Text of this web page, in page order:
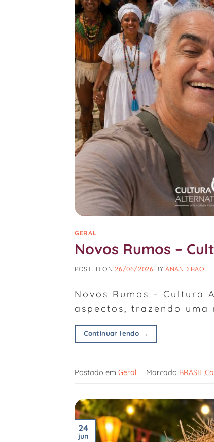
GERAL
Novos Rumos –
POSTED ON 26/06/2026 BYANAND RAO
Novos Rumos –
aspectos, trazendo
Continuar lendo →
Postado em Geral | Marcado BRASIL,
24
jun